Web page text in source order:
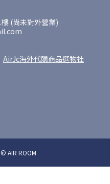
(尚未對外營業)
AirJc海外代購商品選物社
AIR ROOM